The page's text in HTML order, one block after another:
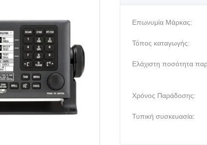
Επωνυμία Μάρκας:
Τόπος καταγωγής:
Ελάχιστη ποσότητα
Χρόνος Παράδοσης:
Τυπική συσκευασία: